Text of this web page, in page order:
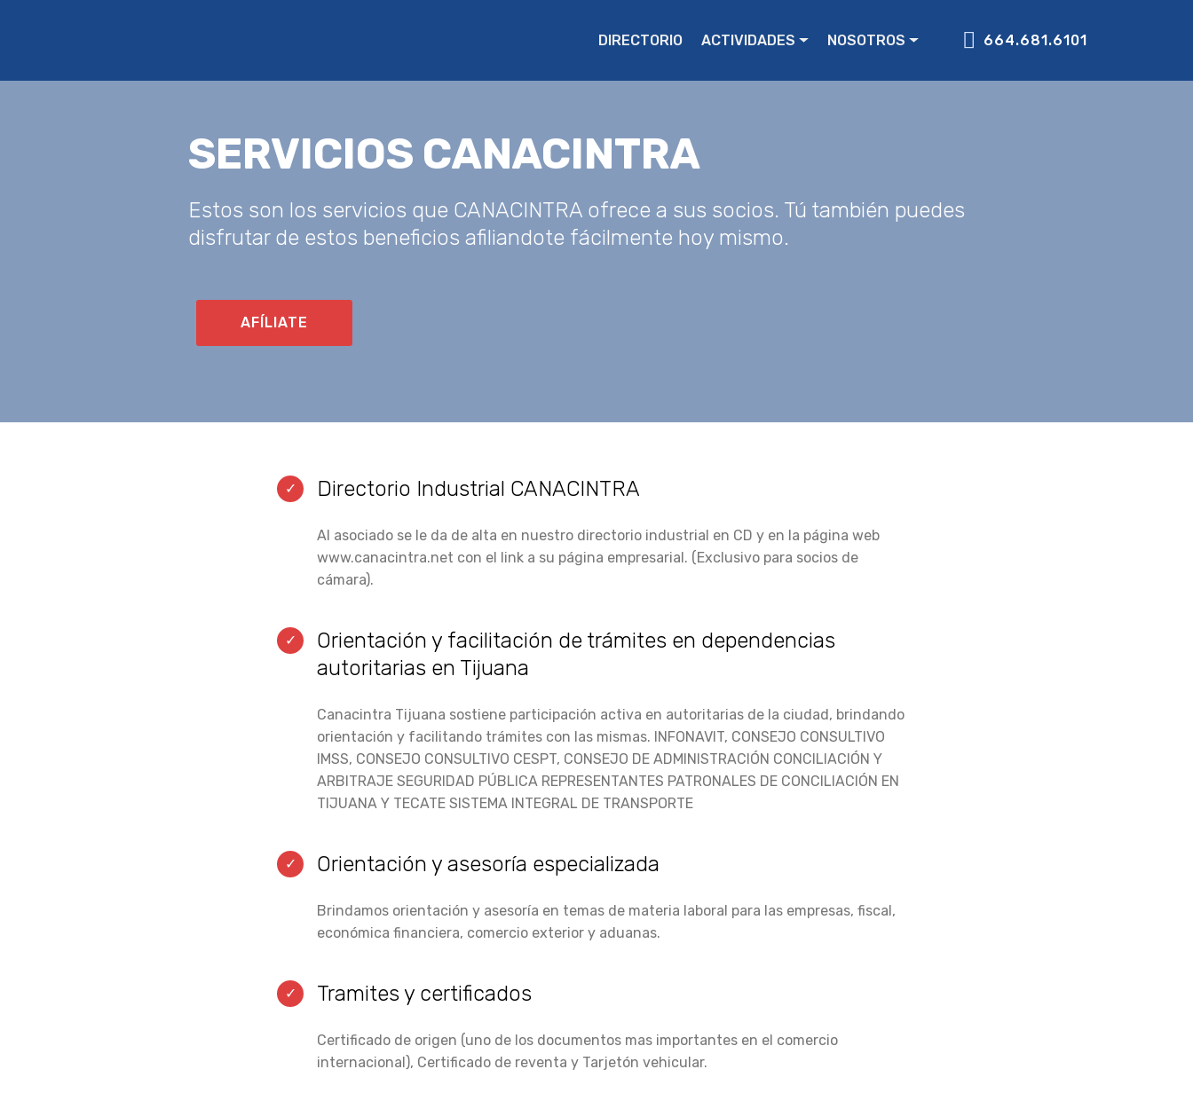
DIRECTORIO ACTIVIDADES NOSOTROS 664.681.6101
SERVICIOS CANACINTRA
Estos son los servicios que CANACINTRA ofrece a sus socios. Tú también puedes
disfrutar de estos beneficios afiliandote fácilmente hoy mismo.
AFÍLIATE
Directorio Industrial CANACINTRA
Al asociado se le da de alta en nuestro directorio industrial en CD y en la página web
www.canacintra.net con el link a su página empresarial. (Exclusivo para socios de
cámara).
Orientación y facilitación de trámites en dependencias
autoritarias en Tijuana
Canacintra Tijuana sostiene participación activa en autoritarias de la ciudad, brindando
orientación y facilitando trámites con las mismas. INFONAVIT, CONSEJO CONSULTIVO
IMSS, CONSEJO CONSULTIVO CESPT, CONSEJO DE ADMINISTRACIÓN CONCILIACIÓN Y
ARBITRAJE SEGURIDAD PÚBLICA REPRESENTANTES PATRONALES DE CONCILIACIÓN EN
TIJUANA Y TECATE SISTEMA INTEGRAL DE TRANSPORTE
Orientación y asesoría especializada
Brindamos orientación y asesoría en temas de materia laboral para las empresas, fiscal,
económica financiera, comercio exterior y aduanas.
Tramites y certificados
Certificado de origen (uno de los documentos mas importantes en el comercio
internacional), Certificado de reventa y Tarjetón vehicular.